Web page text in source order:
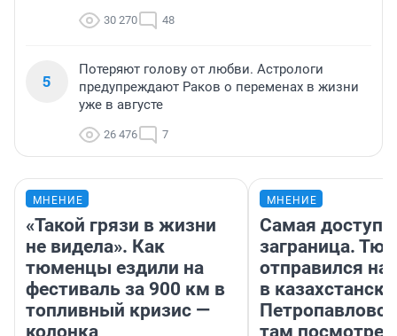
30 270 48
5
Потеряют голову от любви. Астрологи
предупреждают Раков о переменах в жизни
уже в августе
26 476 7
МНЕНИЕ
«Такой грязи в жизни
не видела». Как
тюменцы ездили на
фестиваль за 900 км в
топливный кризис —
колонка
МНЕНИЕ
Самая
заграница.
отправился
в
там